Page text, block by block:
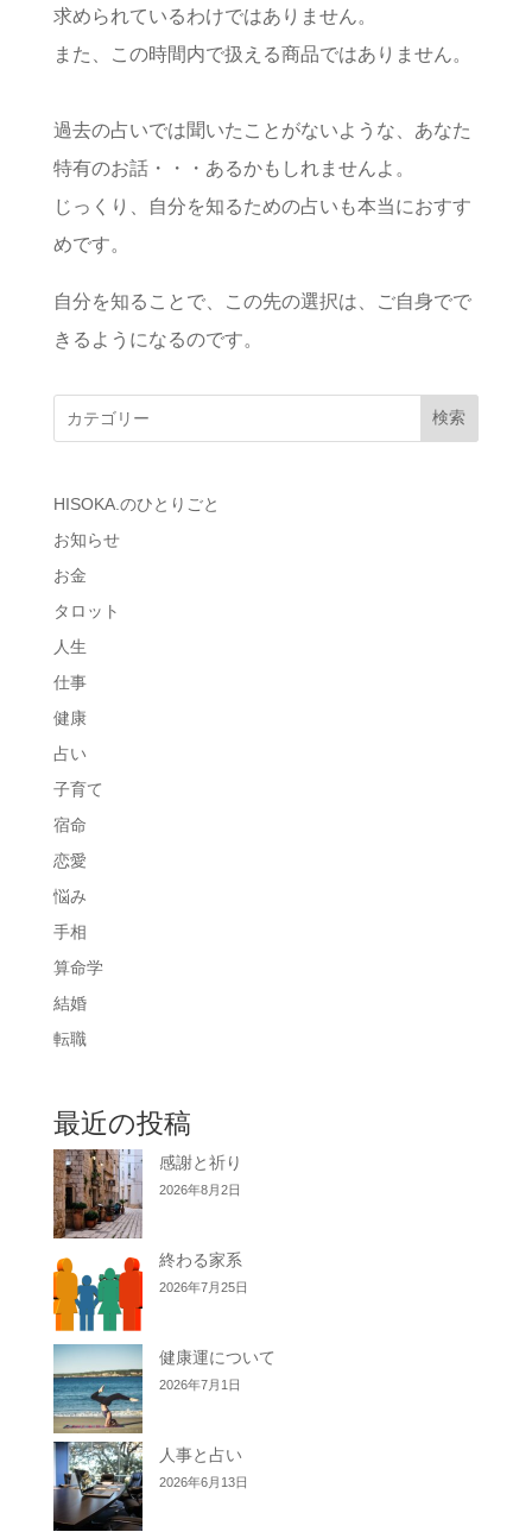
求められているわけではありません。
また、この時間内で扱える商品ではありません。
過去の占いでは聞いたことがないような、あなた
特有のお話・・・あるかもしれませんよ。
じっくり、自分を知るための占いも本当におすす
めです。
自分を知ることで、この先の選択は、ご自身でで
きるようになるのです。
検索
HISOKA.のひとりごと
お知らせ
お金
タロット
人生
仕事
健康
占い
子育て
宿命
恋愛
悩み
手相
算命学
結婚
転職
最近の投稿
感謝と祈り
2026年8月2日
終わる家系
2026年7月25日
健康運について
2026年7月1日
人事と占い
2026年6月13日